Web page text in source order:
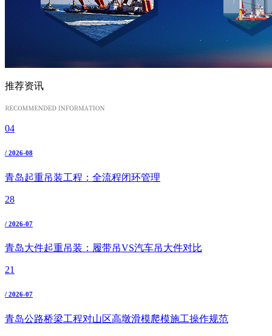
推荐资讯
04
/ 2026-08
青岛起重吊装工程：全流程闭环管理
28
/ 2026-07
青岛大件起重吊装：履带吊VS汽车吊大件对比
21
/ 2026-07
青岛公路桥梁工程对山区高墩滑模爬模施工操作规范